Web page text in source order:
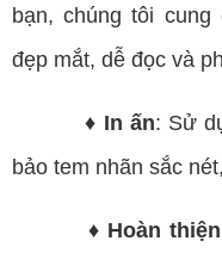
bạn, chúng tôi
đẹp mắt, dễ đọc và
♦ In ấn: Sử
bảo tem nhãn sắc
♦ Hoàn